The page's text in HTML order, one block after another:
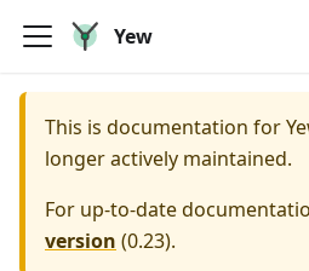
Yew
This is documentation for
longer actively maintained.
For up-to-date
version (0.23).